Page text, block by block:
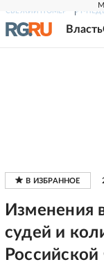
СВЕЖИЙ НОМЕР РГ-
Власть
Изменения
судей и